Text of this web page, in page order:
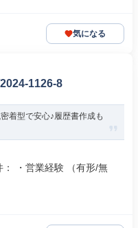
気になる
1126-8
着型で安心♪履歴書作成も
・営業経験 （有形/無